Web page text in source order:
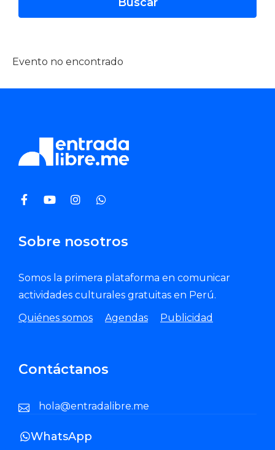
Evento no encontrado
Sobre nosotros
Somos la primera plataforma en comunicar
actividades culturales gratuitas en Perú.
Quiénes somos
Agendas Publicidad
Contáctanos
hola@entradalibre.me
WhatsApp